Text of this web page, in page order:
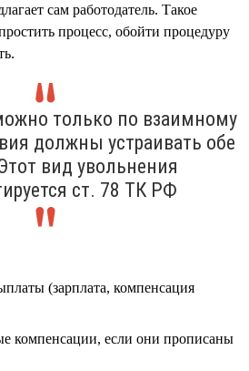
сам работодатель. Такое
процесс, обойти процедуру
только по взаимному
должны устраивать обе
вид увольнения
ст. 78 ТК РФ
(зарплата, компенсация
компенсации, если они прописаны